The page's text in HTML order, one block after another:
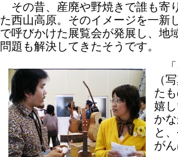
その昔、産廃や野焼きで誰も寄
た西山高原。そのイメージを一新
で呼びかけた展覧会が発展し、地
問題も解決してきたそうです。
「
（
た
嬉
か
と
が